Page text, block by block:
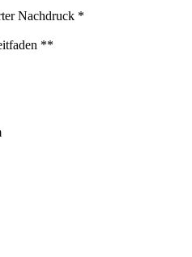
Nachdruck *
**